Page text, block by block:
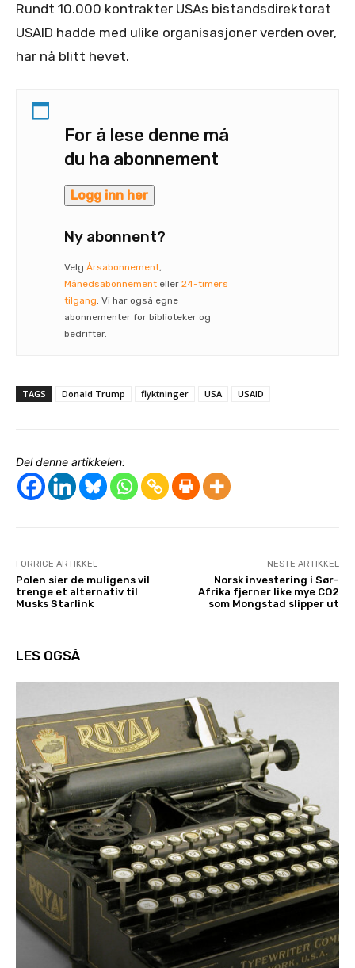
Rundt 10.000 kontrakter USAs bistandsdirektorat
USAID hadde med ulike organisasjoner verden over,
har nå blitt hevet.
For å lese denne må
du ha abonnement
Logg inn her
Ny abonnent?
Velg Årsabonnement,
Månedsabonnement eller 24-timers
tilgang. Vi har også egne
abonnementer for biblioteker og
bedrifter.
TAGS Donald Trump flyktninger USA USAID
Del denne artikkelen:
FORRIGE ARTIKKEL
Polen sier de muligens vil
trenge et alternativ til
Musks Starlink
NESTE ARTIKKEL
Norsk investering i Sør-
Afrika fjerner like mye CO2
som Mongstad slipper ut
LES OGSÅ